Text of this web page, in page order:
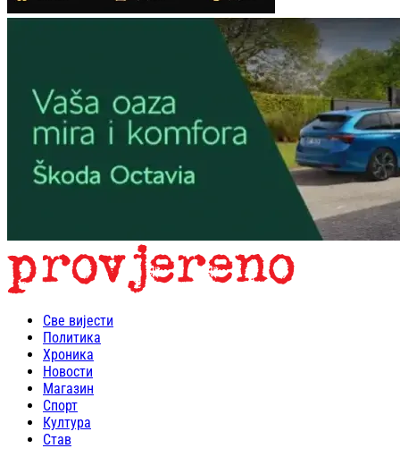
Све вијести
Политика
Хроника
Новости
Магазин
Спорт
Култура
Став